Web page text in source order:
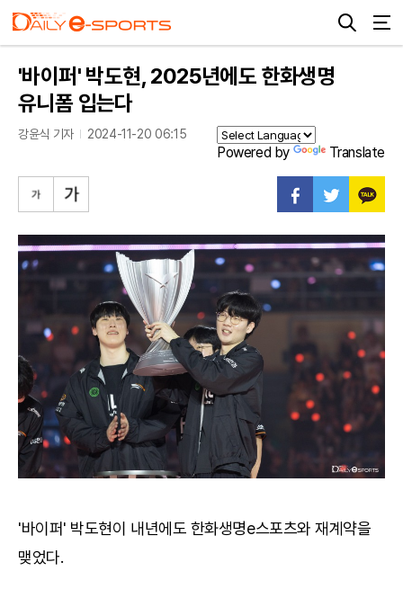
'바이퍼' 박도현, 2025년에도 한화생명
유니폼 입는다
강윤식 기자 2024-11-20 06:15
Powered by Translate
'바이퍼' 박도현이 내년에도 한화생명e스포츠와 재계약을
맺었다.